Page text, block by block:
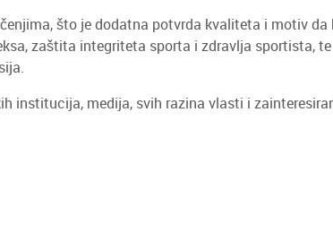
što je dodatna potvrda kvaliteta i motiv da
zaštita integriteta sporta i zdravlja sportista, te
institucija, medija, svih razina vlasti i